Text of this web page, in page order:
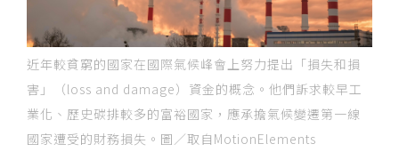
近年較貧窮的國家在國際氣候峰會上努力提出「損失和損
害」（loss and damage）資金的概念。他們訴求較早工
業化、歷史碳排較多的富裕國家，應承擔氣候變遷第一線
國家遭受的財務損失。圖／取自MotionElements